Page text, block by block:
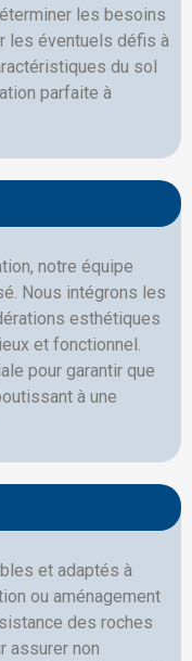
les besoins
les éventuels défis à
du sol
parfaite à
notre équipe
Nous intégrons les
esthétiques
et fonctionnel.
pour garantir que
à une
et adaptés à
ou aménagement
des roches
assurer non